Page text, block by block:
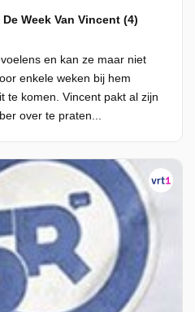
Week Van Vincent (4)
en kan ze maar niet
enkele weken bij hem
te komen. Vincent pakt al zijn
over te praten...